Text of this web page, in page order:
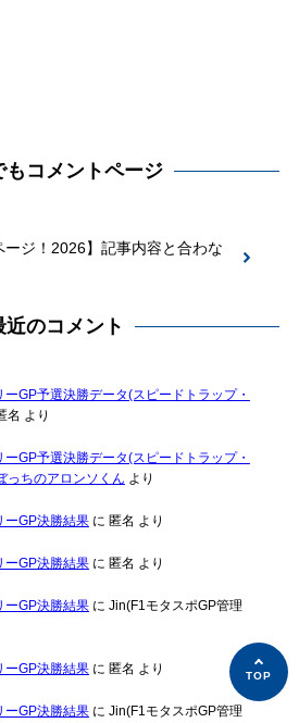
もコメントページ
ージ！2026】記事内容と合わな
近のコメント
GP予選決勝データ(スピードトラップ・
名 より
GP予選決勝データ(スピードトラップ・
っちのアロンソくん より
ーGP決勝結果に 匿名 より
ーGP決勝結果に 匿名 より
ーGP決勝結果に Jin(F1モタスポGP管理
ーGP決勝結果に 匿名 より
ーGP決勝結果に Jin(F1モタスポGP管理